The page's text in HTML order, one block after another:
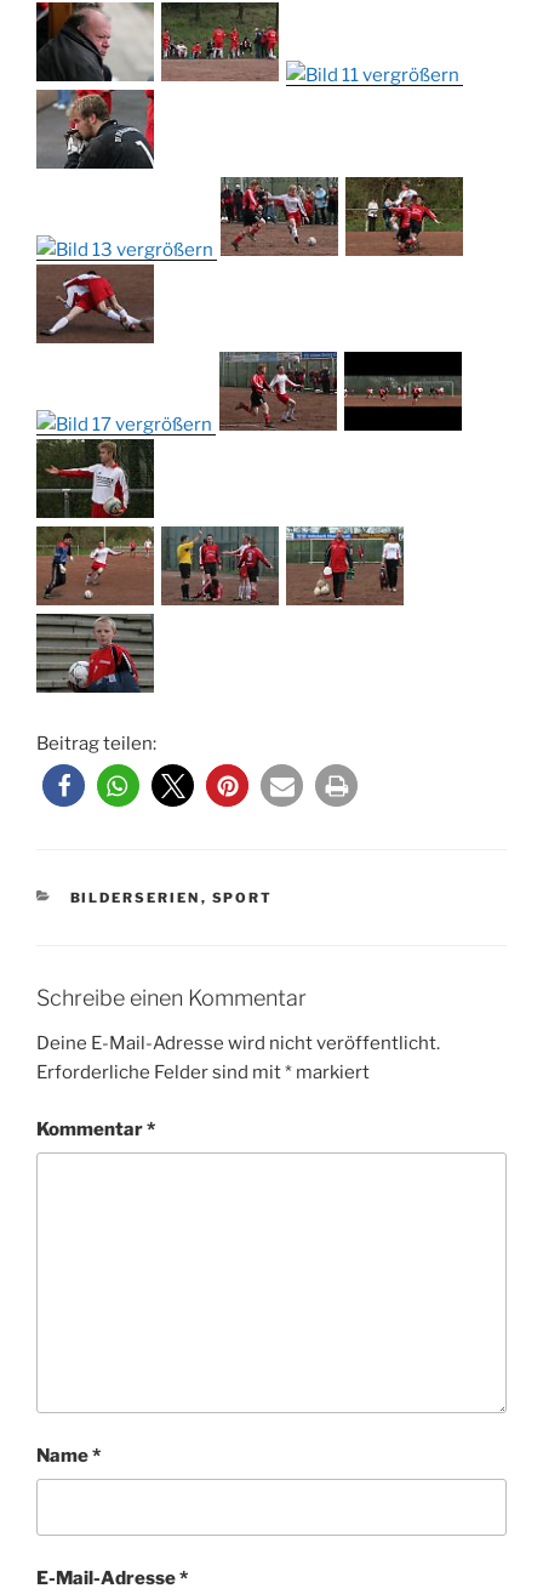
Beitrag teilen:
KATEGORIEN
BILDERSERIEN , SPORT
Schreibe einen Kommentar
Deine E-Mail-Adresse wird nicht veröffentlicht.
Erforderliche Felder sind mit* markiert
Kommentar*
Name*
E-Mail-Adresse*